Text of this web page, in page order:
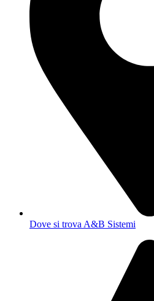
Dove si trova A&B Sistemi